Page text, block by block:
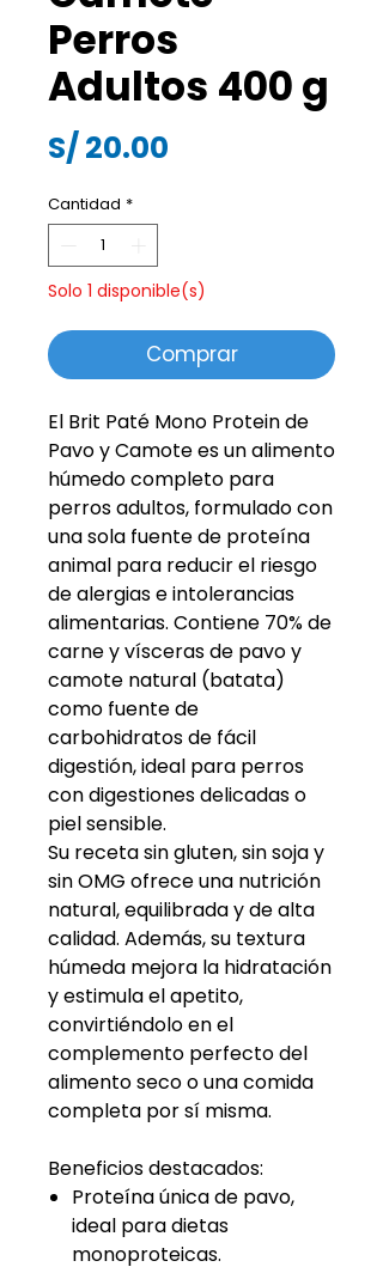
Perros
Adultos 400 g
S/ 20.00
Cantidad *
Solo 1 disponible(s)
Comprar
El Brit Paté Mono Protein de
Pavo y Camote es un alimento
húmedo completo para
perros adultos, formulado con
una sola fuente de proteína
animal para reducir el riesgo
de alergias e intolerancias
alimentarias. Contiene 70% de
carne y vísceras de pavo y
camote natural (batata)
como fuente de
carbohidratos de fácil
digestión, ideal para perros
con digestiones delicadas o
piel sensible.
Su receta sin gluten, sin soja y
sin OMG ofrece una nutrición
natural, equilibrada y de alta
calidad. Además, su textura
húmeda mejora la hidratación
y estimula el apetito,
convirtiéndolo en el
complemento perfecto del
alimento seco o una comida
completa por sí misma.
Beneficios destacados:
Proteína única de pavo,
ideal para dietas
monoproteicas.